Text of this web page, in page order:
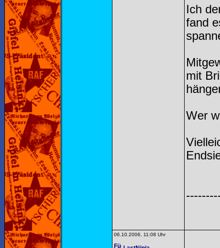
Ich
fand
mit
Wer
06.10.2006, 11:08 Uhr